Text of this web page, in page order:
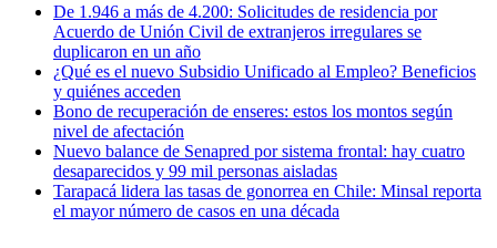
De 1.946 a más de 4.200: Solicitudes de residencia por
Acuerdo de Unión Civil de extranjeros irregulares se
duplicaron en un año
¿Qué es el nuevo Subsidio Unificado al Empleo? Beneficios
y quiénes acceden
Bono de recuperación de enseres: estos los montos según
nivel de afectación
Nuevo balance de Senapred por sistema frontal: hay cuatro
desaparecidos y 99 mil personas aisladas
Tarapacá lidera las tasas de gonorrea en Chile: Minsal reporta
el mayor número de casos en una década